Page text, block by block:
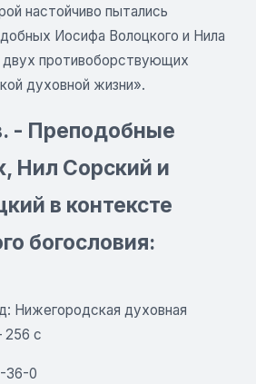
настойчиво пытались
Иосифа Волоцкого и Нила
противоборствующих
духовной жизни».
- Преподобные
Нил Сорский и
в контексте
богословия:
Нижегородская духовная
256 с
36-0